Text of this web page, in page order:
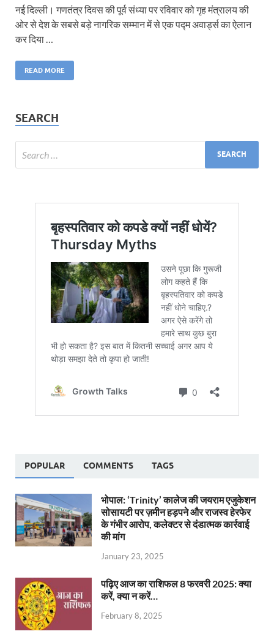
नई दिल्ली। गणतंत्र दिवस की पूर्व संध्या पर रविवार को गृह मंत्रालय की
ओर से देश के सबसे बड़े नागरिक सम्मान में से एक पद्म अवार्ड्स का ऐलान
कर दिया …
READ MORE
SEARCH
POPULAR COMMENTS TAGS
भोपाल: ‘Trinity’ कालेज की जयराम एजुकेशन
सोसायटी पर ज़मीन हड़पने और राजस्व हेरफेर
के गंभीर आरोप, कलेक्टर से दंडात्मक कार्रवाई
की मांग
January 23, 2025
पढ़िए आज का राशिफल 8 फरवरी 2025: क्या
करें, क्या न करें…
February 8, 2025